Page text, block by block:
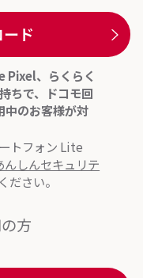
ド
Pixel、らくらく
ちで、ドコモ回
中のお客様が対
トフォン Lite
んしんセキュリテ
ださい。
方